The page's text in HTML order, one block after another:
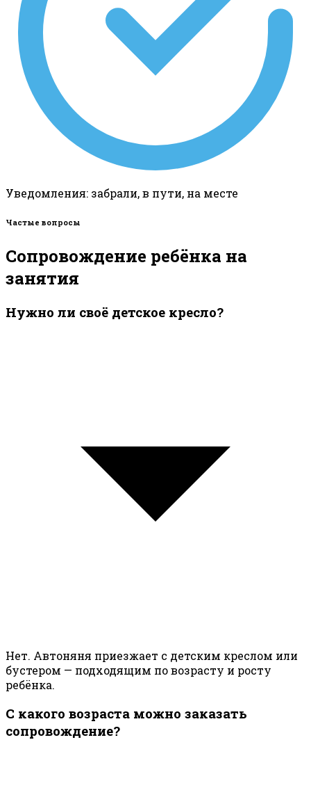
Уведомления: забрали, в пути, на месте
Частые вопросы
Сопровождение ребёнка на
занятия
Нужно ли своё детское кресло?
Нет. Автоняня приезжает с детским креслом или
бустером — подходящим по возрасту и росту
ребёнка.
С какого возраста можно заказать
сопровождение?